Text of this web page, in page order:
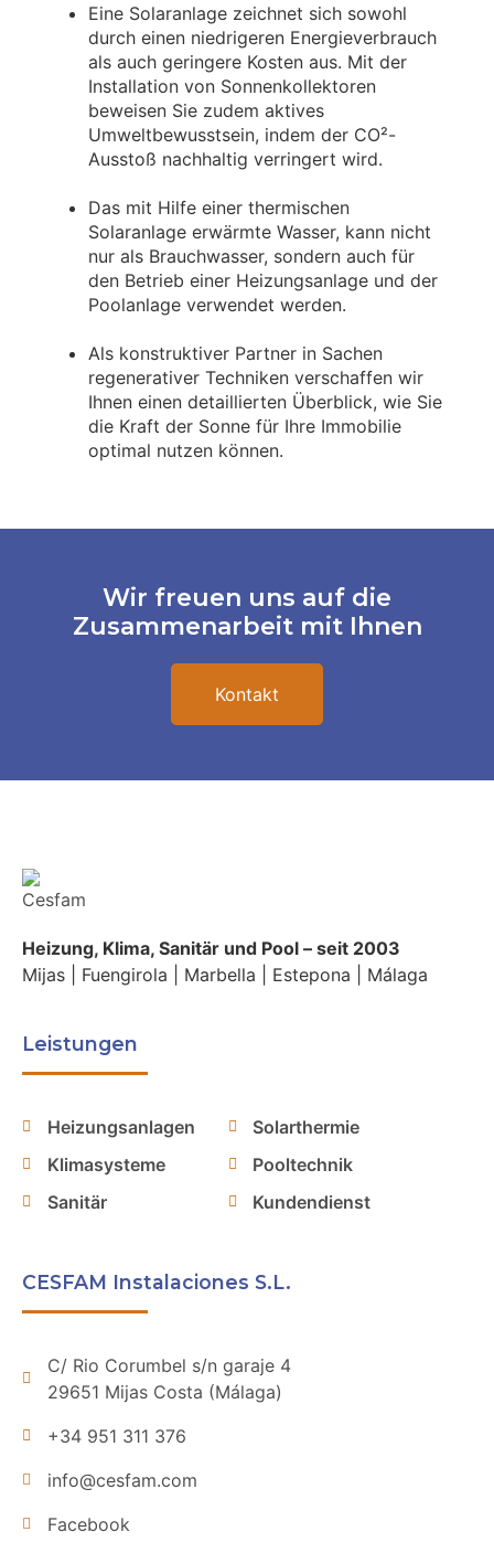
Eine Solaranlage zeichnet sich sowohl
durch einen niedrigeren Energieverbrauch
als auch geringere Kosten aus. Mit der
Installation von Sonnenkollektoren
beweisen Sie zudem aktives
Umweltbewusstsein, indem der CO²-
Ausstoß nachhaltig verringert wird.
Das mit Hilfe einer thermischen
Solaranlage erwärmte Wasser, kann nicht
nur als Brauchwasser, sondern auch für
den Betrieb einer Heizungsanlage und der
Poolanlage verwendet werden.
Als konstruktiver Partner in Sachen
regenerativer Techniken verschaffen wir
Ihnen einen detaillierten Überblick, wie Sie
die Kraft der Sonne für Ihre Immobilie
optimal nutzen können.
Wir freuen uns auf die
Zusammenarbeit mit Ihnen
Kontakt
Heizung, Klima, Sanitär und Pool – seit 2003
Mijas | Fuengirola | Marbella | Estepona | Málaga
Leistungen
Heizungsanlagen
Klimasysteme
Sanitär
Solarthermie
Pooltechnik
Kundendienst
CESFAM Instalaciones S.L.
C/ Rio Corumbel s/n garaje 4
29651 Mijas Costa (Málaga)
+34 951 311 376
info@cesfam.com
Facebook